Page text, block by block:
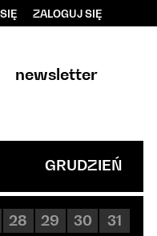
ZALOGUJ SIĘ
14
newsletter
GRUDZIEŃ
28 29 30 31